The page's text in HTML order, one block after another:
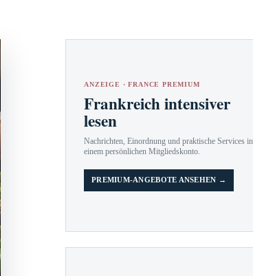
ANZEIGE · FRANCE PREMIUM
Frankreich intensiver
lesen
Nachrichten, Einordnung und praktische Services in
einem persönlichen Mitgliedskonto.
PREMIUM-ANGEBOTE ANSEHEN →